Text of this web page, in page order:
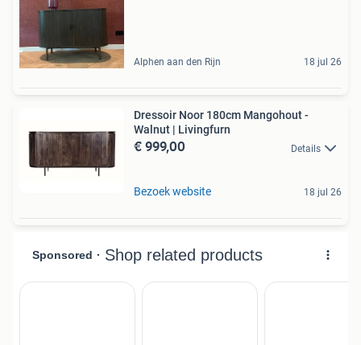
Alphen aan den Rijn 18 jul 26
Dressoir Noor 180cm Mangohout -
Walnut | Livingfurn
€ 999,00 Details
Bezoek website 18 jul 26